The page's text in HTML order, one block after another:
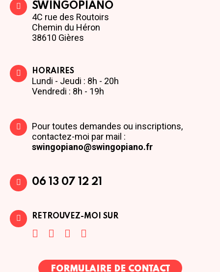
SWINGOPIANO
4C rue des Routoirs
Chemin du Héron
38610 Gières
HORAIRES
Lundi - Jeudi : 8h - 20h
Vendredi : 8h - 19h
Pour toutes demandes ou inscriptions,
contactez-moi par mail :
swingopiano@swingopiano.fr
06 13 07 12 21
RETROUVEZ-MOI SUR
FORMULAIRE DE CONTACT